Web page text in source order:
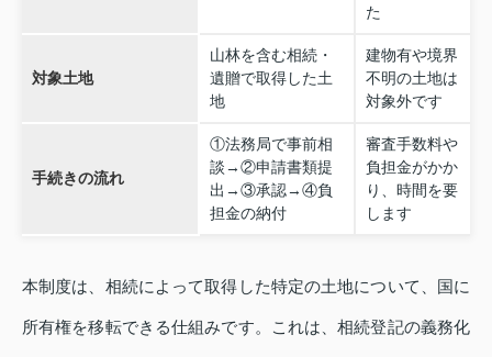
た
対象土地
山林を含む相続・
遺贈で取得した土
地
建物有や境界
不明の土地は
対象外です
手続きの流れ
①法務局で事前相
談→②申請書類提
出→③承認→④負
担金の納付
審査手数料や
負担金がかか
り、時間を要
します
本制度は、相続によって取得した特定の土地について、国に
所有権を移転できる仕組みです。これは、相続登記の義務化